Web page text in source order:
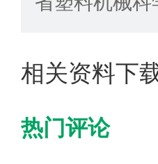
相关资料下
热门评论